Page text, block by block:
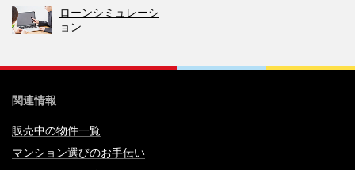
ローンシミュレーシ
ョン
関連情報
販売中の物件一覧
マンション選びのお手伝い